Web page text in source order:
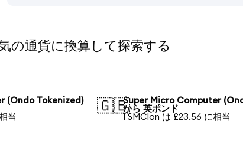
貨に換算して探索する
(Ondo Tokenized)
当
🇬🇧Super Micro Computer
から 英ポンド
1 SMCIon は £23.56 に相当